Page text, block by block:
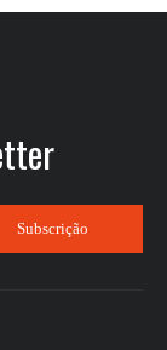
Subscrição